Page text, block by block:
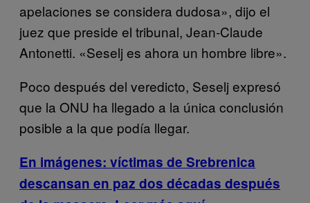
apelaciones se considera dudosa», dijo el
juez que preside el tribunal, Jean-Claude
Antonetti. «Seselj es ahora un hombre libre».
Poco después del veredicto, Seselj expresó
que la ONU ha llegado a la única conclusión
posible a la que podía llegar.
En imágenes: víctimas de Srebrenica
descansan en paz dos décadas después